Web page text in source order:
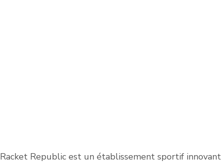
Racket Republic est un établissement sportif innovant